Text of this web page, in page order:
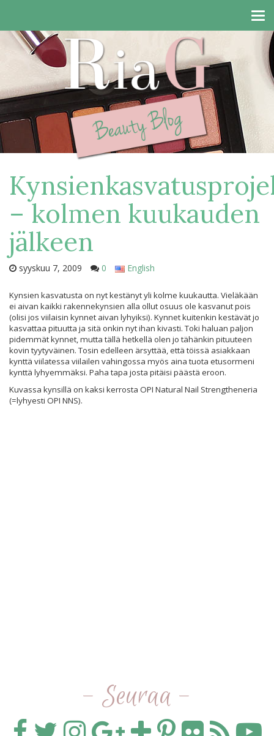
– kolmen kuukauden
jälkeen
syyskuu 7, 2009 0 English
Kynsien kasvatusta on nyt kestänyt yli kolme kuukautta. Vieläkään
ei aivan kaikki rakennekynsien alla ollut osuus ole kasvanut pois
(olisi jos viilaisin kynnet aivan lyhyiksi). Kynnet kuitenkin kestävät jo
kasvattaa pituutta ja sitä onkin nyt ihan kivasti. Toki haluan paljon
pidemmät kynnet, mutta tällä hetkellä olen jo tähänkin pituuteen
kovin tyytyväinen. Tosin edelleen ärsyttää, että töissä asiakkaan
kynttä viilatessa viilailen vahingossa myös aina tuota etusormeni
kynttä lyhyemmäksi. Paha tapa josta pitäisi päästä eroon.
Kuvassa kynsillä on kaksi kerrosta OPI Natural Nail Strengtheneria
(=lyhyesti OPI NNS).
- Seuraa -